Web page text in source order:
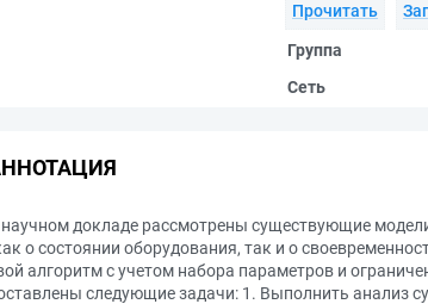
Прочитать
Группа
Сеть
докладе рассмотрены существующие
о состоянии оборудования, так и о
алгоритм с учетом набора параметров и
следующие задачи: 1. Выполнить анализ